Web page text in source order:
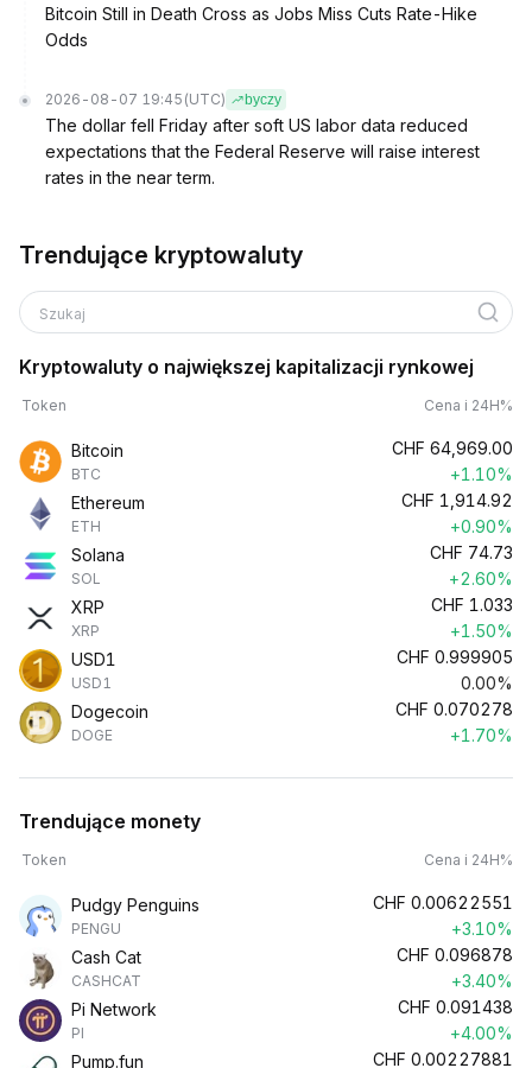
Bitcoin Still in Death Cross as Jobs Miss Cuts Rate-Hike
Odds
2026-08-07 19:45 (UTC) byczy
The dollar fell Friday after soft US labor data reduced
expectations that the Federal Reserve will raise interest
rates in the near term.
Trendujące kryptowaluty
Szukaj
Kryptowaluty o największej kapitalizacji rynkowej
Token Cena i 24H%
Bitcoin
BTC
CHF 64,969.00
+1.10%
Ethereum
ETH
CHF 1,914.92
+0.90%
Solana
SOL
CHF 74.73
+2.60%
XRP
XRP
CHF 1.033
+1.50%
USD1
USD1
CHF 0.999905
0.00%
Dogecoin
DOGE
CHF 0.070278
+1.70%
Trendujące monety
Token Cena i 24H%
Pudgy Penguins
PENGU
CHF 0.00622551
+3.10%
Cash Cat
CASHCAT
CHF 0.096878
+3.40%
Pi Network
PI
CHF 0.091438
+4.00%
Pump.fun
CHF 0.00227881